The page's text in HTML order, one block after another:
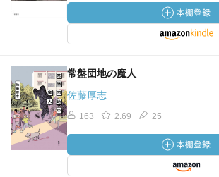
常盤団地の魔人
佐藤厚志
163 2.69 25